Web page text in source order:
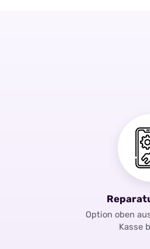
Option oben
Kasse